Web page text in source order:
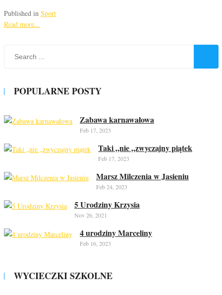
Published in Sport
Read more...
POPULARNE POSTY
Zabawa karnawałowa
Feb 17, 2023
Taki „nie „zwyczajny piątek
Feb 17, 2023
Marsz Milczenia w Jasieniu
Feb 24, 2023
5 Urodziny Krzysia
Nov 26, 2021
4 urodziny Marceliny
Feb 16, 2023
WYCIECZKI SZKOLNE